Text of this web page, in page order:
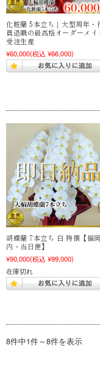
化粧蘭 5本立ち｜大型周年・
員退職の最高格オーダーメイ
受注生産
¥60,000(税込 ¥66,000)
胡蝶蘭 7本立ち 白 特撰【福
内・当日便】
¥90,000(税込 ¥99,000)
在庫切れ
8件中1件～8件を表示